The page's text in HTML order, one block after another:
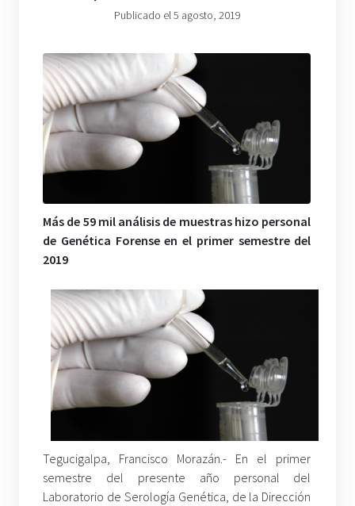
Publicado el 5 agosto, 2019
Más de 59 mil análisis de muestras hizo personal
de Genética Forense en el primer semestre del
2019
Tegucigalpa, Francisco Morazán.- En el primer
semestre del presente año personal del
Laboratorio de Serología Genética, de la Dirección